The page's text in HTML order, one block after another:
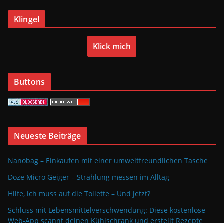
Klingel
Klick mich
Buttons
Neueste Beiträge
Nanobag – Einkaufen mit einer umweltfreundlichen Tasche
Doze Micro Geiger – Strahlung messen im Alltag
Hilfe, ich muss auf die Toilette – Und jetzt?
Schluss mit Lebensmittelverschwendung: Diese kostenlose
Web-App scannt deinen Kühlschrank und erstellt Rezepte